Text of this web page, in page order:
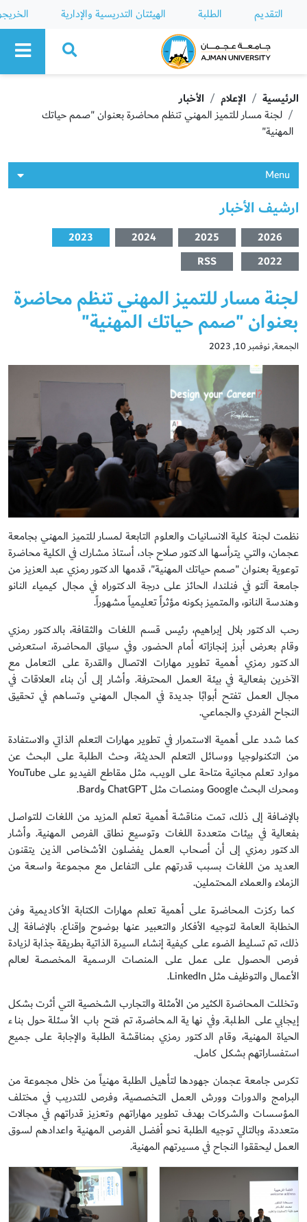
التقديم الطلبة الهيئتان التدريسية والإدارية
Ajman University
الرئيسية الإعلام
الأخبار
لجنة مسار للتميز المهني تنظم محاضرة بعنوان "صمم حياتك
المهنية"
Menu
ارشيف الأخبار
2026
2025
2024
2023
2022
RSS
لجنة مسار للتميز المهني تنظم محاضرة
بعنوان "صمم حياتك المهنية"
الجمعة, نوفمبر 10, 2023
نظمت لجنة كلية الانسانيات والعلوم التابعة لمسار للتميز المهني بجامعة
عجمان، والتي يترأسها الدكتور صلاح جاد، أستاذ مشارك في الكلية محاضرة
توعوية بعنوان "صمم حياتك المهنية"، قدمها الدكتور رمزي عبد العزيز من
جامعة آلتو في فنلندا، الحائز على درجة الدكتوراه في مجال كيمياء النانو
وهندسة النانو، والمتميز بكونه مؤثراً تعليمياً مشهوراً.
رحب الدكتور بلال إبراهيم، رئيس قسم اللغات والثقافة، بالدكتور رمزي
وقام بعرض أبرز إنجازاته أمام الحضور. وفي سياق المحاضرة، استعرض
الدكتور رمزي أهمية تطوير مهارات الاتصال والقدرة على التعامل مع
الآخرين بفعالية في بيئة العمل المحترفة. وأشار إلى أن بناء العلاقات في
مجال العمل تفتح أبوابًا جديدة في المجال المهني وتساهم في تحقيق
النجاح الفردي والجماعي.
كما شدد على أهمية الاستمرار في تطوير مهارات التعلم الذاتي والاستفادة
من التكنولوجيا ووسائل التعلم الحديثة، وحث الطلبة على البحث عن
موارد تعلم مجانية متاحة على الويب، مثل مقاطع الفيديو على YouTube
ومحرك البحث Google ومنصات مثل ChatGPT وBard.
بالإضافة إلى ذلك، تمت مناقشة أهمية تعلم المزيد من اللغات للتواصل
بفعالية في بيئات متعددة اللغات وتوسيع نطاق الفرص المهنية. وأشار
الدكتور رمزي إلى أن أصحاب العمل يفضلون الأشخاص الذين يتقنون
العديد من اللغات بسبب قدرتهم على التفاعل مع مجموعة واسعة من
الزملاء والعملاء المحتملين.
كما ركزت المحاضرة على أهمية تعلم مهارات الكتابة الأكاديمية وفن
الخطابة العامة لتوجيه الأفكار والتعبير عنها بوضوح وإقناع. بالإضافة إلى
ذلك، تم تسليط الضوء على كيفية إنشاء السيرة الذاتية بطريقة جذابة لزيادة
فرص الحصول على عمل على المنصات الرسمية المخصصة لعالم
الأعمال والتوظيف مثل LinkedIn.
وتخللت المحاضرة الكثير من الأمثلة والتجارب الشخصية التي أثرت بشكل
إيجابي على الطلبة. وفي نهاية المحاضرة، تم فتح باب الأسئلة حول بناء
الحياة المهنية، وقام الدكتور رمزي بمناقشة الطلبة والإجابة على جميع
استفساراتهم بشكل كامل.
تكرس جامعة عجمان جهودها لتأهيل الطلبة مهنياً من خلال مجموعة من
البرامج والدورات وورش العمل التخصصية، وفرص للتدريب في مختلف
المؤسسات والشركات بهدف تطوير مهاراتهم وتعزيز قدراتهم في مجالات
متعددة، وبالتالي توجيه الطلبة نحو أفضل الفرص المهنية واعدادهم لسوق
العمل ليحققوا النجاح في مسيرتهم المهنية.